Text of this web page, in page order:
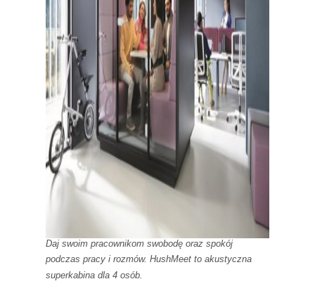
Daj swoim pracownikom swobodę oraz spokój
podczas pracy i rozmów. HushMeet to akustyczna
superkabina dla 4 osób.